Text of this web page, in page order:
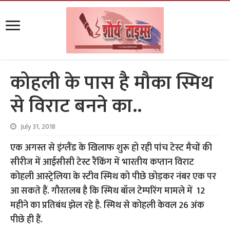
कोहली के पास है मौका स्मिथ
से विराट बनने का..
July 31, 2018
एक अगस्त से इंग्लैंड के खिलाफ शुरू हो रही पांच टेस्ट मैचों की
सीरीज में आईसीसी टेस्ट रैंकिंग में भारतीय कप्तान विराट
कोहली आस्ट्रेलिया के स्टीव स्मिथ को पीछे छोड़कर नंबर एक पर
आ सकते हैं. गौरतलब है कि स्मिथ बॉल टेम्परिंग मामले में 12
महीने का प्रतिबंध झेल रहे है. स्मिथ से कोहली केवल 26 अंक
पीछे ही हैं.